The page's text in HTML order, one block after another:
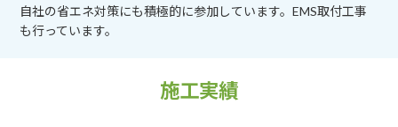
自社の省エネ対策にも積極的に参加しています。EMS取付工事
も行っています。
施工実績